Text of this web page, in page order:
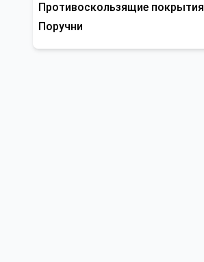
Противоскользящие покрытия
Поручни